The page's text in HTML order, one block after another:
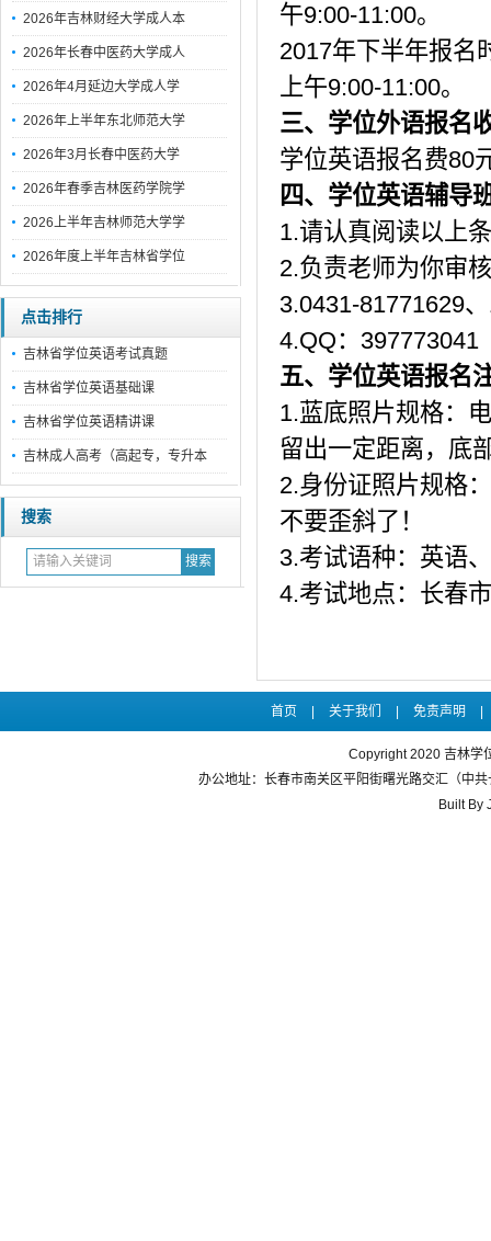
2026年吉林财经大学成人本
2026年长春中医药大学成人
2026年4月延边大学成人学
2026年上半年东北师范大学
2026年3月长春中医药大学
2026年春季吉林医药学院学
2026上半年吉林师范大学学
2026年度上半年吉林省学位
点击排行
吉林省学位英语考试真题
吉林省学位英语基础课
吉林省学位英语精讲课
吉林成人高考（高起专，专升本
搜索
午9:00-11:00。
2017年下半年报名
上午9:00-11:00。
三、学位外语报名
学位英语报名费80
四、学位英语辅导
1.请认真阅读以上
2.负责老师为你审
3.0431-81771629
4.QQ：397773041
五、学位英语报名
1.蓝底照片规格：
留出一定距离，底
2.身份证照片规格
不要歪斜了！
3.考试语种：英语
4.考试地点：长春
首页 关于我们 免责声明
Copyright 2020 吉林学
办公地址：长春市南关区平阳街曙光路交汇（中
Built By